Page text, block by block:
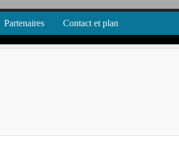
Partenaires Contact et plan